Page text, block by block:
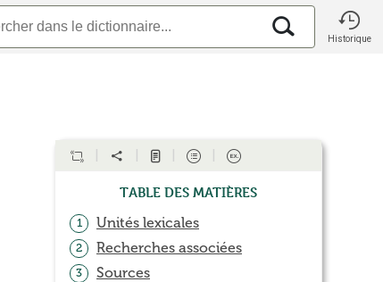
Historique
Table des matières
1 Unités lexicales
2 Recherches associées
3 Sources